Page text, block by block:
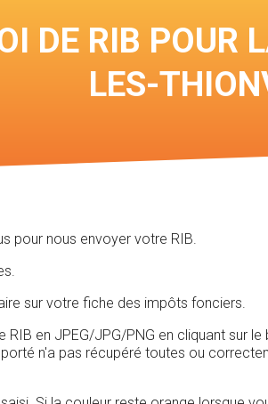
DE RIB POUR
LES-
pour nous envoyer votre RIB.
sur votre fiche des impôts fonciers.
en JPEG/JPG/PNG en cliquant sur
n'a pas récupéré toutes ou